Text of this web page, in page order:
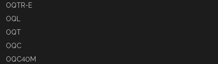
OQTR-E
OQL
OQT
OQC
OQC40M